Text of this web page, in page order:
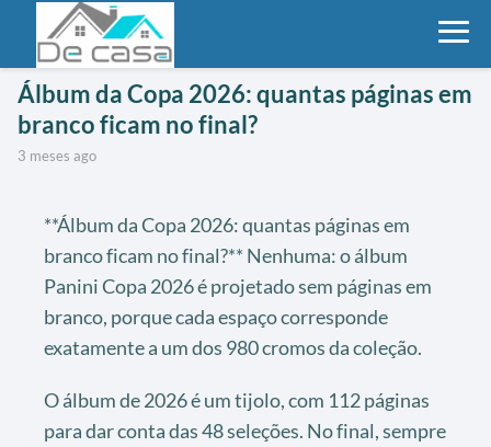
Álbum da Copa 2026: quantas páginas em
branco ficam no final?
3 meses ago
**Álbum da Copa 2026: quantas páginas em
branco ficam no final?** Nenhuma: o álbum
Panini Copa 2026 é projetado sem páginas em
branco, porque cada espaço corresponde
exatamente a um dos 980 cromos da coleção.
O álbum de 2026 é um tijolo, com 112 páginas
para dar conta das 48 seleções. No final, sempre